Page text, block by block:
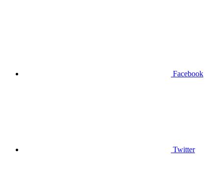
Facebook
Twitter